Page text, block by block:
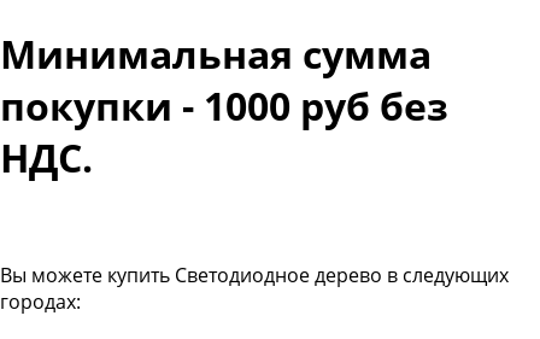
Минимальная сумма
покупки - 1000 руб без
НДС.
Вы можете купить Светодиодное дерево в следующих
городах: